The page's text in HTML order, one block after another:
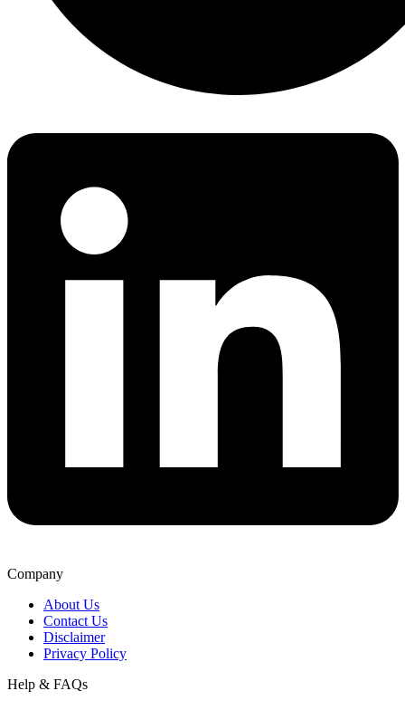
Company
About Us
Contact Us
Disclaimer
Privacy Policy
Help & FAQs